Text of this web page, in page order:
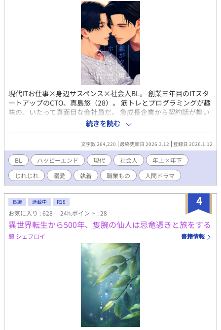
現代ITお仕事×身辺サスペンス×社会人BL。 創業三年目のITスタ
ートアップのCTO、真島悠（28）。 筋トレとプログラミングが趣
味の、いたって真面目な会社員だ。 急成長企業から契約話が舞い
込む。 現れたイケメン社長は、優秀で礼儀正しい――のだが、や
たらと距離が近くて戸惑った。 契約が動き出した頃から、真島の
身辺では付きまといめいたトラブルが続発する。 頼むから、普通
に仕事をさせてくれ。 おしごとと生活を守りたい社会人が、恋と
不穏に巻き込まれていく――。 全60話完結予定／毎日18時更新
※ハッピーエンド ※一部シリアス・暴力描写あり ※R-18は終盤
※カプ固定／主人公受
続きを読む
文字数 264,220 最終更新日 2026.3.12 登録日 2026.1.12
BL ハッピーエンド 現代 社会人
年上×年下
じれじれ
溺愛 執着 職業もの 人間ドラマ
4
長編 連載中 R18
お気に入り : 628 24h.ポイント : 28
異世界転生から500年、隻腕の仙人は忌竜憑きと旅をする
鵩 ジェフロイ 書籍情報